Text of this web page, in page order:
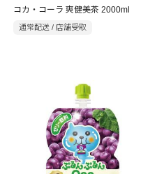
コカ・コーラ 爽健美茶 2000ml
通常配送 / 店舗受取